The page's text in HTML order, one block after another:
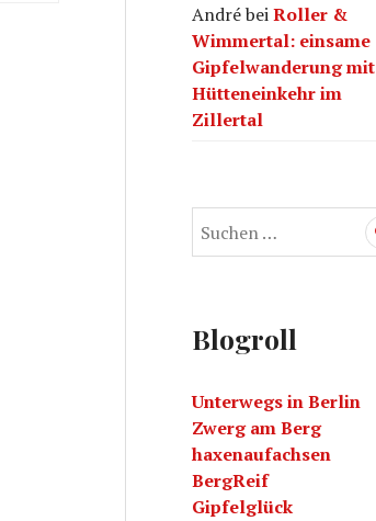
AndrébeiRoller &
Wimmertal: einsame
Gipfelwanderung mit
Hütteneinkehr im
Zillertal
e
n
c
h
:
Blogroll
Unterwegs in Berlin
Zwerg am Berg
haxenaufachsen
BergReif
Gipfelglück